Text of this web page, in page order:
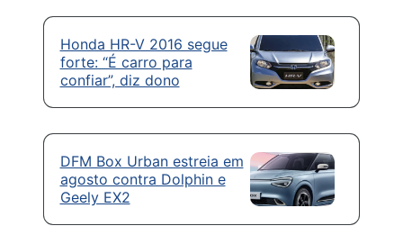
Honda HR-V 2016 segue
forte: “É carro para
confiar”, diz dono
DFM Box Urban estreia em
agosto contra Dolphin e
Geely EX2